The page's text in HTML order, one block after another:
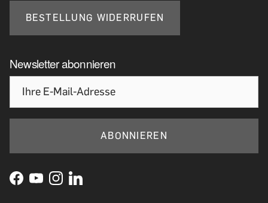
BESTELLUNG WIDERRUFEN
Newsletter abonnieren
ABONNIEREN